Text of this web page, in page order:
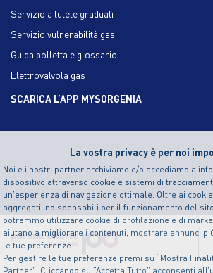
La vostra privacy è per noi
Noi e i nostri partner archiviamo e/o accediamo a
dispositivo attraverso cookie e sistemi di
un’esperienza di navigazione ottimale. Oltre ai
aggregati indispensabili per il funzionamento del
potremmo utilizzare cookie di profilazione e di
aiutano a migliorare i contenuti, mostrare annunci
le tue preferenze
Per gestire le tue preferenze premi su “Mostra
Partner”. Cliccando su “Accetta Tutto” acconsenti
Servizio a tutele graduali
Servizio vulnerabilità gas
Guida bolletta e glossario
Elettrovalvola gas
SCARICA L’APP MYSORGENIA